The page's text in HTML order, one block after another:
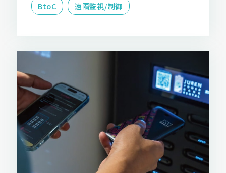
BtoC 遠隔監視/制御